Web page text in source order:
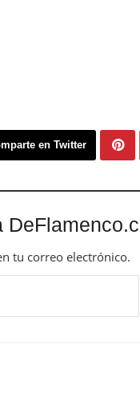
en Twitter
tu correo electrónico.